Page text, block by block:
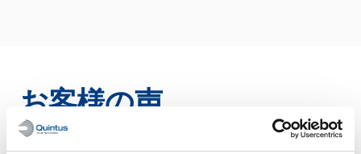
お客様の声